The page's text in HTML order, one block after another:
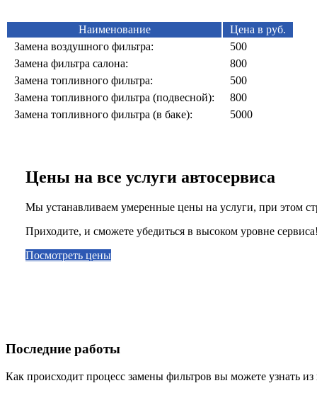
Наименование
Цена в руб.
Замена воздушного фильтра:
500
Замена фильтра салона:
800
Замена топливного фильтра:
500
Замена топливного фильтра (подвесной):
800
Замена топливного фильтра (в баке):
5000
Цены на все услуги автосервиса
Мы устанавливаем умеренные цены на услуги, при этом
Приходите, и сможете убедиться в высоком уровне
Посмотреть цены
Последние работы
Как происходит процесс замены фильтров вы можете узнать